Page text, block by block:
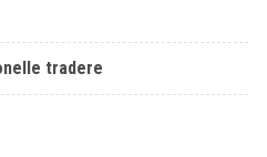
tradere